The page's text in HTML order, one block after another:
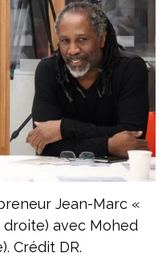
Jean-Marc «
droite) avec Mohed
Crédit DR.